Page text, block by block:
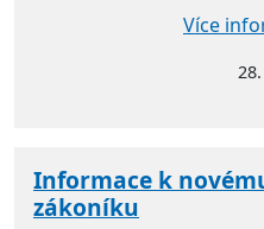
Více
Informace k
zákoníku